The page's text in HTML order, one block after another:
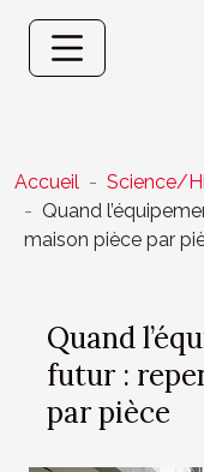
Accueil
Science/
Quand
maison pièce par
Quand
futur :
par pièce